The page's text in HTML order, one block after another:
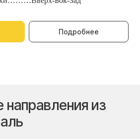
Подробнее
из